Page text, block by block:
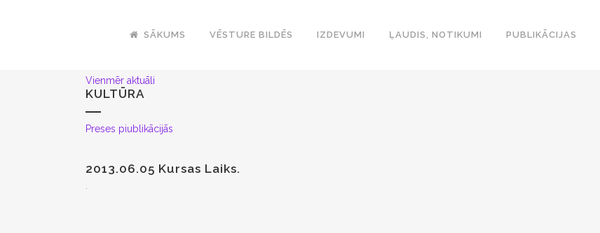
SĀKUMS VĒSTURE BILDĒS IZDEVUMI ĻAUDIS, NOTIKUMI PUBLIKĀCIJAS
Vienmēr aktuāli
KULTŪRA
Preses piublikācijās
2013.06.05 Kursas Laiks.